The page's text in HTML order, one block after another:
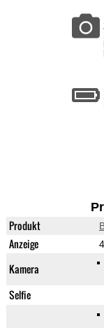
Produkt
Anzeige
Kamera
Selfie